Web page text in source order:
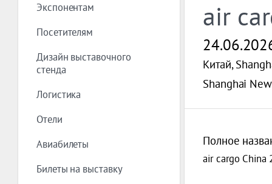
Экспонентам
Посетителям
Дизайн выставочного
стенда
Логистика
Отели
Авиабилеты
Билеты на выставку
air
Китай,
Shanghai
Полное
air cargo China